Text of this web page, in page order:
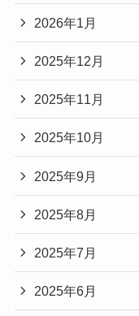
2026年1月
2025年12月
2025年11月
2025年10月
2025年9月
2025年8月
2025年7月
2025年6月